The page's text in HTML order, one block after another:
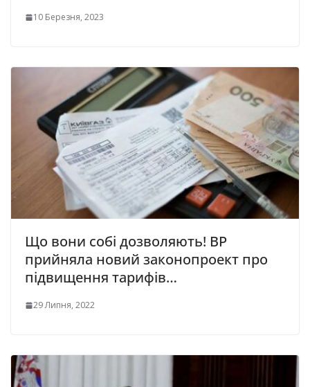
10 Березня, 2023
Що вони собі дозволяють! ВР
прийняла новий законопроект про
підвищення тарифів…
29 Липня, 2022